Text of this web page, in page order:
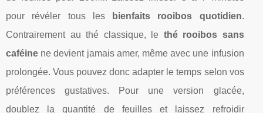
pour révéler tous les
bienfaits rooibos quotidien.
Contrairement au thé classique, le thé rooibos sans
caféine ne devient jamais amer, même avec une infusion
prolongée. Vous pouvez donc adapter le temps selon vos
préférences gustatives. Pour une version glacée,
doublez la quantité de feuilles et laissez refroidir